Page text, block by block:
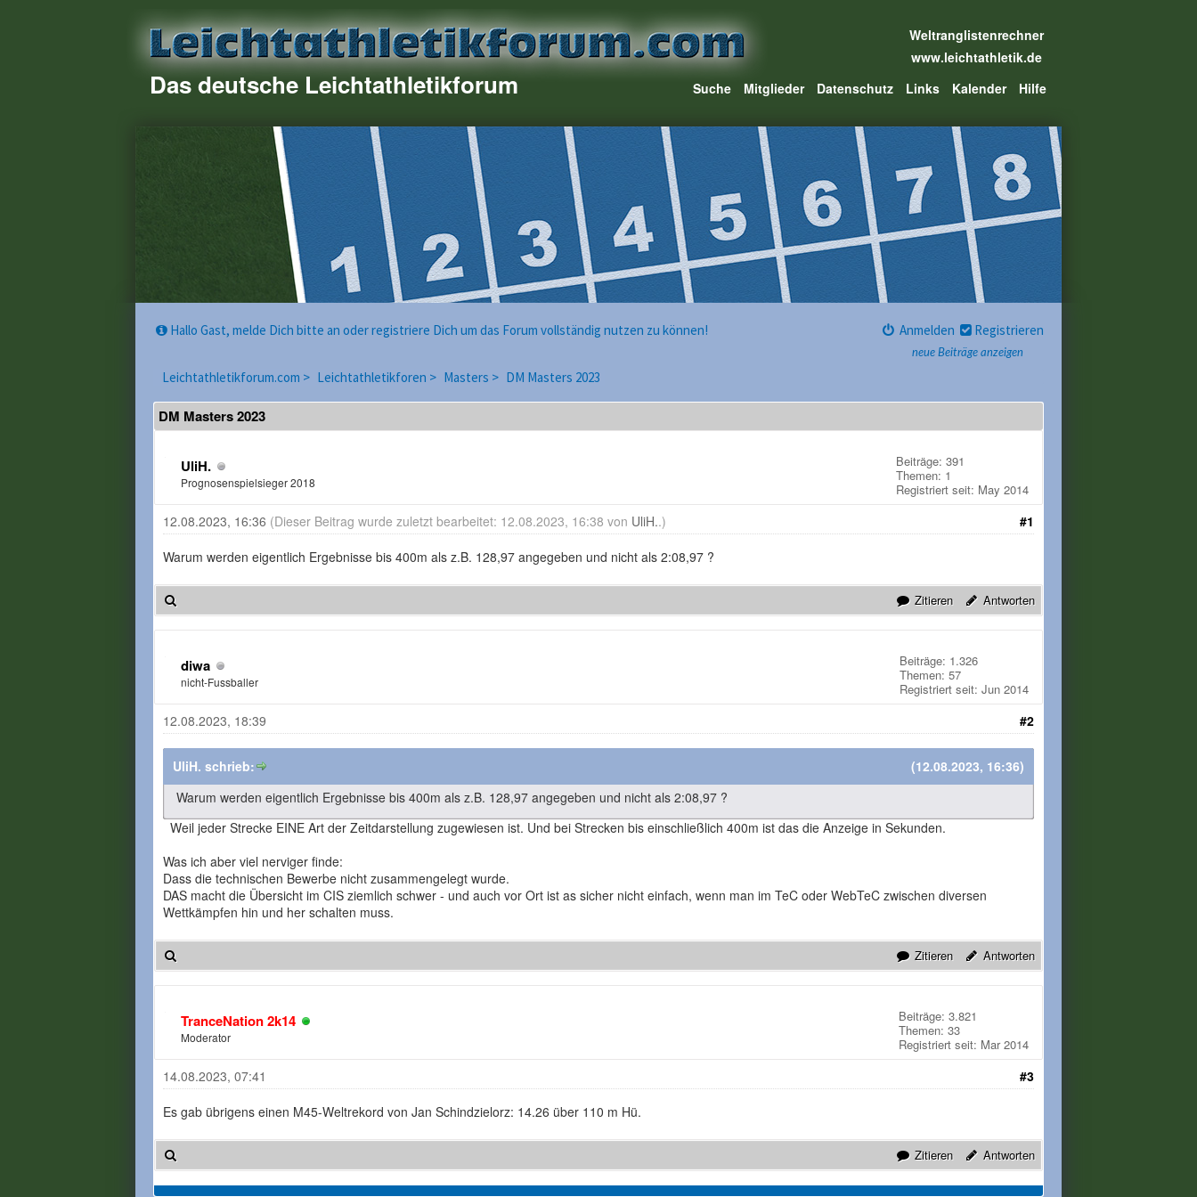
Das deutsche Leichtathletikforum
Weltranglistenrechner
www.leichtathletik.de
Suche
Mitglieder Datenschutz Links Kalender Hilfe
neue Beiträge anzeigen
Hallo Gast, melde Dich bitte an oder registriere Dich um das Forum vollständig nutzen zu können! Anmelden Registrieren
Leichtathletikforum.com > Leichtathletikforen > Masters > DM Masters 2023
DM Masters 2023
UliH.
Prognosenspielsieger 2018
Beiträge: 391
Themen: 1
Registriert seit: May 2014
#1
12.08.2023, 16:36 (Dieser Beitrag wurde zuletzt bearbeitet: 12.08.2023, 16:38 von UliH..)
Warum werden eigentlich Ergebnisse bis 400m als z.B. 128,97 angegeben und nicht als 2:08,97 ?
Zitieren Antworten
diwa
nicht-Fussballer
Beiträge: 1.326
Themen: 57
Registriert seit: Jun 2014
#2
12.08.2023, 18:39
(12.08.2023, 16:36)
UliH. schrieb:
Warum werden eigentlich Ergebnisse bis 400m als z.B. 128,97 angegeben und nicht als 2:08,97 ?
Weil jeder Strecke EINE Art der Zeitdarstellung zugewiesen ist. Und bei Strecken bis einschließlich 400m ist das die Anzeige in Sekunden.
Was ich aber viel nerviger finde:
Dass die technischen Bewerbe nicht zusammengelegt wurde.
DAS macht die Übersicht im CIS ziemlich schwer - und auch vor Ort ist as sicher nicht einfach, wenn man im TeC oder WebTeC zwischen diversen
Wettkämpfen hin und her schalten muss.
Zitieren Antworten
TranceNation 2k14
Moderator
Beiträge: 3.821
Themen: 33
Registriert seit: Mar 2014
#3
14.08.2023, 07:41
Es gab übrigens einen M45-Weltrekord von Jan Schindzielorz: 14.26 über 110 m Hü.
Zitieren Antworten